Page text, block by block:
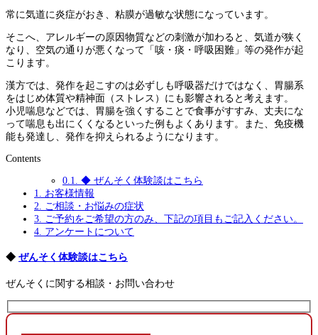
常に気道に炎症がおき、粘膜が過敏な状態になっています。
そこへ、アレルギーの原因物質などの刺激が加わると、気道が狭く
なり、空気の通りが悪くなって「咳・痰・呼吸困難」等の発作が起
こります。
漢方では、発作を起こすのは必ずしも呼吸器だけではなく、胃腸系
をはじめ体質や精神面（ストレス）にも影響されると考えます。
小児喘息などでは、胃腸を強くすることで食事がすすみ、丈夫にな
って喘息も出にくくなるといった例もよくあります。また、免疫機
能も発達し、発作を抑えられるようになります。
Contents
0.1.
◆ ぜんそく体験談はこちら
1.
お客様情報
2.
ご相談・お悩みの症状
3.
ご予約をご希望の方のみ、下記の項目もご記入ください。
4. アンケートについて
◆ ぜんそく体験談はこちら
ぜんそくに関する相談・お問い合わせ